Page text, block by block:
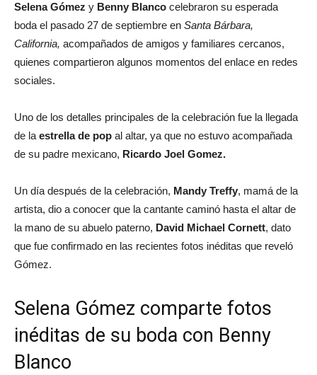
Selena Gómez y Benny Blanco celebraron su esperada
boda el pasado 27 de septiembre en Santa Bárbara,
California, acompañados de amigos y familiares cercanos,
quienes compartieron algunos momentos del enlace en redes
sociales.
Uno de los detalles principales de la celebración fue la llegada
de la estrella de pop al altar, ya que no estuvo acompañada
de su padre mexicano, Ricardo Joel Gomez.
Un día después de la celebración, Mandy Treffy, mamá de la
artista, dio a conocer que la cantante caminó hasta el altar de
la mano de su abuelo paterno, David Michael Cornett, dato
que fue confirmado en las recientes fotos inéditas que reveló
Gómez.
Selena Gómez comparte fotos
inéditas de su boda con Benny
Blanco